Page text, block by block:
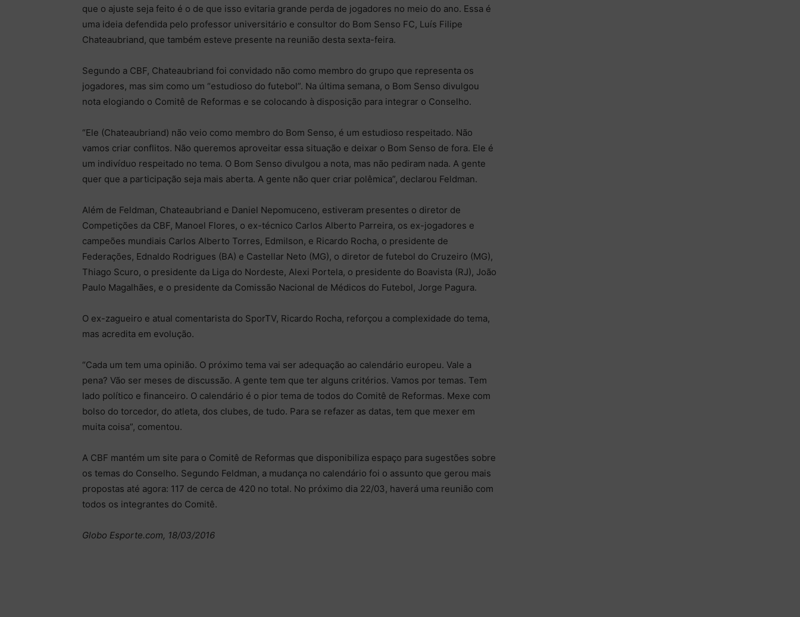
que o ajuste seja feito é o de que isso evitaria grande perda de jogadores no meio do ano. Essa é
uma ideia defendida pelo professor universitário e consultor do Bom Senso FC, Luís Filipe
Chateaubriand, que também esteve presente na reunião desta sexta-feira.
Segundo a CBF, Chateaubriand foi convidado não como membro do grupo que representa os
jogadores, mas sim como um “estudioso do futebol”. Na última semana, o Bom Senso divulgou
nota elogiando o Comitê de Reformas e se colocando à disposição para integrar o Conselho.
“Ele (Chateaubriand) não veio como membro do Bom Senso, é um estudioso respeitado. Não
vamos criar conflitos. Não queremos aproveitar essa situação e deixar o Bom Senso de fora. Ele é
um indivíduo respeitado no tema. O Bom Senso divulgou a nota, mas não pediram nada. A gente
quer que a participação seja mais aberta. A gente não quer criar polêmica”, declarou Feldman.
Além de Feldman, Chateaubriand e Daniel Nepomuceno, estiveram presentes o diretor de
Competições da CBF, Manoel Flores, o ex-técnico Carlos Alberto Parreira, os ex-jogadores e
campeões mundiais Carlos Alberto Torres, Edmilson, e Ricardo Rocha, o presidente de
Federações, Ednaldo Rodrigues (BA) e Castellar Neto (MG), o diretor de futebol do Cruzeiro (MG),
Thiago Scuro, o presidente da Liga do Nordeste, Alexi Portela, o presidente do Boavista (RJ), João
Paulo Magalhães, e o presidente da Comissão Nacional de Médicos do Futebol, Jorge Pagura.
O ex-zagueiro e atual comentarista do SporTV, Ricardo Rocha, reforçou a complexidade do tema,
mas acredita em evolução.
“Cada um tem uma opinião. O próximo tema vai ser adequação ao calendário europeu. Vale a
pena? Vão ser meses de discussão. A gente tem que ter alguns critérios. Vamos por temas. Tem
lado político e financeiro. O calendário é o pior tema de todos do Comitê de Reformas. Mexe com
bolso do torcedor, do atleta, dos clubes, de tudo. Para se refazer as datas, tem que mexer em
muita coisa”, comentou.
A CBF mantém um site para o Comitê de Reformas que disponibiliza espaço para sugestões sobre
os temas do Conselho. Segundo Feldman, a mudança no calendário foi o assunto que gerou mais
propostas até agora: 117 de cerca de 420 no total. No próximo dia 22/03, haverá uma reunião com
todos os integrantes do Comitê.
Globo Esporte.com, 18/03/2016